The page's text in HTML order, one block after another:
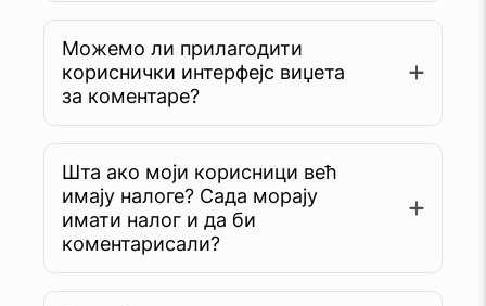
Можемо ли прилагодити
кориснички интерфејс виџета
за коментаре?
Шта ако моји корисници већ
имају налоге? Сада морају
имати налог и да би
коментарисали?